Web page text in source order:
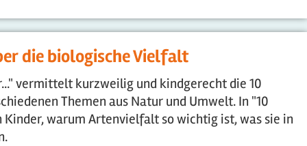
die biologische Vielfalt
vermittelt kurzweilig und kindgerecht die 10
Themen aus Natur und Umwelt. In "10
warum Artenvielfalt so wichtig ist, was sie in